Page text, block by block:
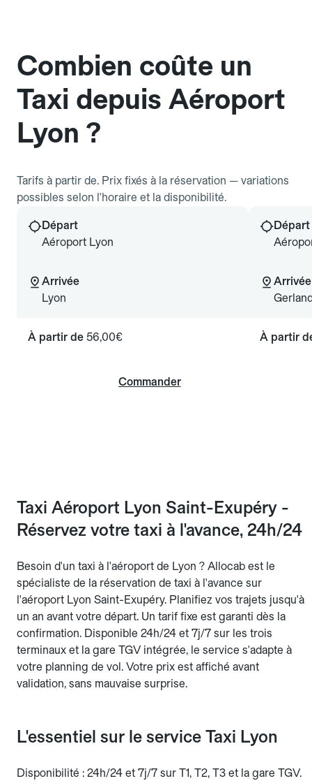
Combien coûte un
Taxi depuis Aéroport
Lyon ?
Tarifs à partir de. Prix fixés à la réservation — variations
possibles selon l'horaire et la disponibilité.
Départ
Aéroport Lyon
Arrivée
Lyon
À partir de 56,00€
Commander
Départ
Arrivée
À partir
Taxi Aéroport Lyon Saint-Exupéry -
Réservez votre taxi à l'avance, 24h/24
Besoin d'un taxi à l'aéroport de Lyon ? Allocab est le
spécialiste de la réservation de taxi à l'avance sur
l'aéroport Lyon Saint-Exupéry. Planifiez vos trajets jusqu'à
un an avant votre départ. Un tarif fixe est garanti dès la
confirmation. Disponible 24h/24 et 7j/7 sur les trois
terminaux et la gare TGV intégrée, le service s'adapte à
votre planning de vol. Votre prix est affiché avant
validation, sans mauvaise surprise.
L'essentiel sur le service Taxi Lyon
Disponibilité : 24h/24 et 7j/7 sur T1, T2, T3 et la gare TGV.